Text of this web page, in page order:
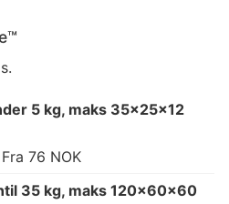
5 kg, maks 35×25×12
Fra 76 NOK
35 kg, maks 120×60×60